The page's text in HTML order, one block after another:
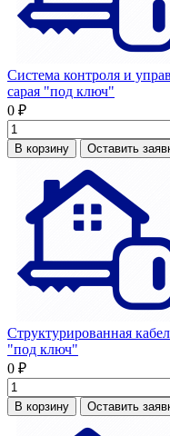
Система контроля и
сарая "под ключ"
0 ₽
В корзину Оставить
Структурированная
"под ключ"
0 ₽
В корзину Оставить